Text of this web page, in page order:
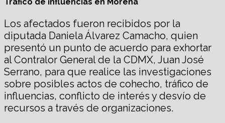
Tráfico de influencias en Morena
Los afectados fueron recibidos por la
diputada Daniela Álvarez Camacho, quien
presentó un punto de acuerdo para exhortar
al Contralor General de la CDMX, Juan José
Serrano, para que realice las investigaciones
sobre posibles actos de cohecho, tráfico de
influencias, conflicto de interés y desvío de
recursos a través de organizaciones.